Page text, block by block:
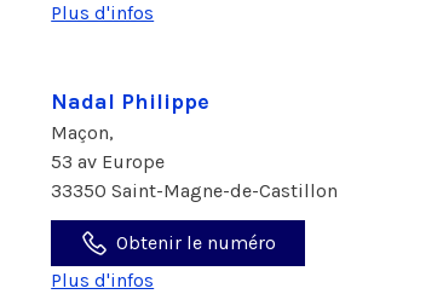
Plus d'infos
Nadal Philippe
Maçon,
53 av Europe
33350 Saint-Magne-de-Castillon
Obtenir le numéro
Plus d'infos